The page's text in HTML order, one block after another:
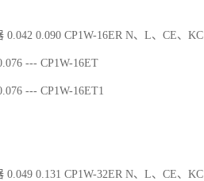
0.042 0.090 CP1W-16ER N、L、CE、KC
--- CP1W-16ET
--- CP1W-16ET1
0.049 0.131 CP1W-32ER N、L、CE、KC